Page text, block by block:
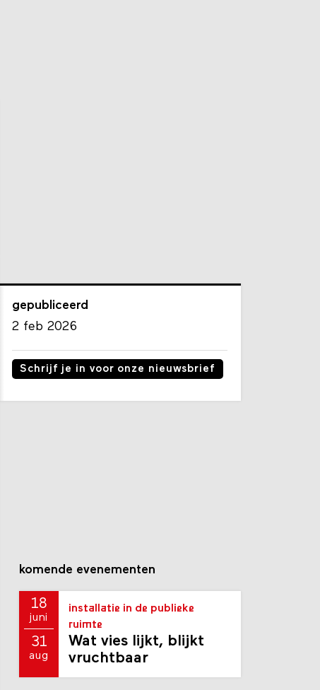
gepubliceerd
2 feb 2026
Schrijf je in voor onze nieuwsbrief
komende evenementen
18
juni
31
aug
installatie in de publieke
ruimte
Wat vies lijkt, blijkt
vruchtbaar